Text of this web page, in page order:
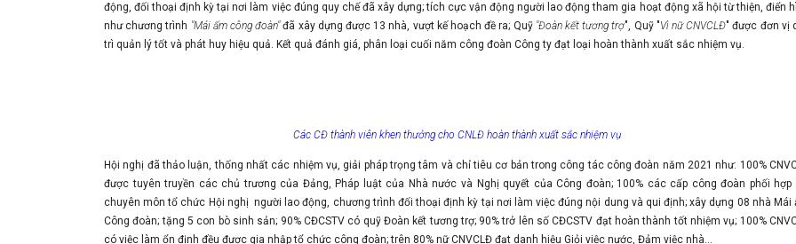
động, đối thoại định kỳ tại nơi làm việc đúng quy chế đã xây dựng; tích cực vận động người lao động tham gia hoạt động xã hội từ thiện, điển
như chương trình "Mái ấm công đoàn"đã xây dựng được 13 nhà, vượt kế hoạch đề ra; Quỹ "Đoàn kết tương trợ", Quỹ "Vì nữ CNVCLĐ" được đơn vị
trì quản lý tốt và phát huy hiệu quả. Kết quả đánh giá, phân loại cuối năm công đoàn Công ty đạt loại hoàn thành xuất sắc nhiệm vụ.
Các CĐ thành viên khen thưởng cho CNLĐ hoàn thành xuất sắc nhiệm vụ
Hội nghị đã thảo luận, thống nhất các nhiệm vụ, giải pháp trọng tâm và chỉ tiêu cơ bản trong công tác công đoàn năm 2021 như: 100%
được tuyên truyền các chủ trương của Đảng, Pháp luật của Nhà nước và Nghị quyết của Công đoàn; 100% các cấp công đoàn phối hợp
chuyên môn tổ chức Hội nghị người lao động, chương trình đối thoại định kỳ tại nơi làm việc đúng nội dung và qui định; xây dựng 08 nhà Mái
Công đoàn; tặng 5 con bò sinh sản; 90% CĐCSTV có quỹ Đoàn kết tương trợ; 90% trở lên số CĐCSTV đạt hoàn thành tốt nhiệm vụ; 100%
có việc làm ổn định đều được gia nhập tổ chức công đoàn; trên 80% nữ CNVCLĐ đạt danh hiệu Giỏi việc nước, Đảm việc nhà...